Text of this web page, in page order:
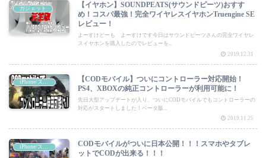
ガジェット
【イヤホン】SOUNDPEATS(サウンドピーツ)おすす
め！コスパ最強！完全ワイヤレスイヤホンTruengine SE
レビュー！
よーすけどーも よーすけです今日はサウンドピーツさんの完全ワイヤレ
スイヤホンを購入したのでレビューを...
2019.12.31
iPhone/スマートフォン
【CODモバイル】ついにコントローラー対応開始！
PS4、XBOXの純正コントローラーが利用可能に！
先日大型アップデートが入り、ついにCODモバイルでもコントローラーの
対応がスタートしました！ベータ版...
2019.11.25
iPhone/スマートフォン
CODモバイルがついに日本公開！！！スマホやタブレ
ットでCODが出来る！！！